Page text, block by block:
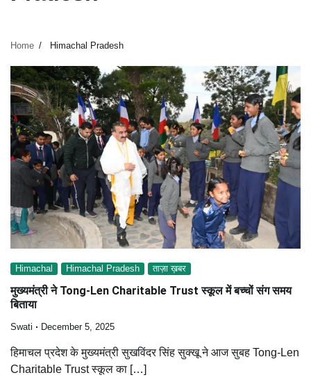
Home Himachal Pradesh
Himachal Himachal Pradesh ताज़ा ख़बर
मुख्यमंत्री ने Tong-Len Charitable Trust स्कूल में बच्चों संग समय
बिताया
Swati December 5, 2025
हिमाचल प्रदेश के मुख्यमंत्री सुखविंदर सिंह सुक्खू ने आज सुबह Tong-Len
Charitable Trust स्कूल का […]